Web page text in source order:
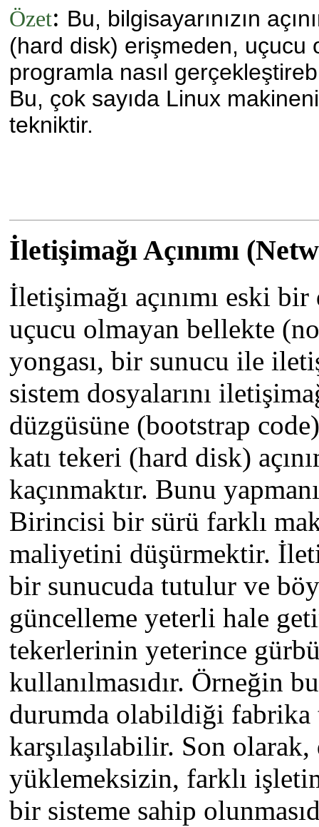
Özet: Bu, bilgisayarınızın
(hard disk) erişmeden, uçucu
programla nasıl
Bu, çok sayıda Linux
tekniktir.
İletişimağı Açınımı
İletişimağı açınımı eski
uçucu olmayan bellekte
yongası, bir sunucu ile
sistem dosyalarını
düzgüsüne (bootstrap
katı tekeri (hard disk)
kaçınmaktır. Bunu
Birincisi bir sürü farklı
maliyetini düşürmektir.
bir sunucuda tutulur ve
güncelleme yeterli hale
tekerlerinin yeterince
kullanılmasıdır. Örneğin
durumda olabildiği fabrika
karşılaşılabilir. Son
yüklemeksizin, farklı
bir sisteme sahip